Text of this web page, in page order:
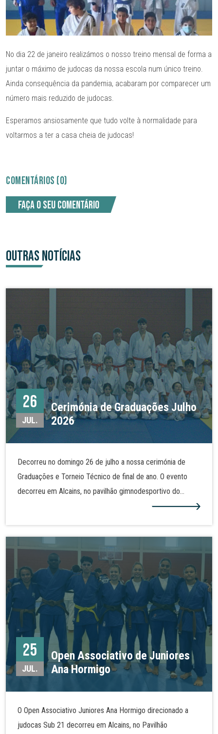
No dia 22 de janeiro realizámos o nosso treino mensal de forma a
juntar o máximo de judocas da nossa escola num único treino.
Ainda consequência da pandemia, acabaram por comparecer um
número mais reduzido de judocas.
Esperamos ansiosamente que tudo volte à normalidade para
voltarmos a ter a casa cheia de judocas!
COMENTÁRIOS (0)
Faça o seu comentário
OUTRAS NOTÍCIAS
26
JUL.
Cerimónia de Graduações Julho
2026
Decorreu no domingo 26 de julho a nossa cerimónia de
Graduações e Torneio Técnico de final de ano. O evento
decorreu em Alcains, no pavilhão gimnodesportivo do
Agrupamento de Escola José Sanches e São Vicente da
graduação e demonstraram as técnicas de judo tanto no
solo como em pé. Mais fotos na nossa galeria!
25
JUL.
Open Associativo de Juniores
Ana Hormigo
O Open Associativo Juniores Ana Hormigo direcionado a
judocas Sub 21 decorreu em Alcains, no Pavilhão